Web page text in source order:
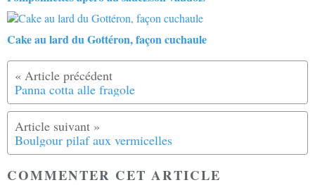
Cake au lard du Gottéron, façon cuchaule
Panna cotta alle fragole
Boulgour pilaf aux vermicelles
COMMENTER CET ARTICLE